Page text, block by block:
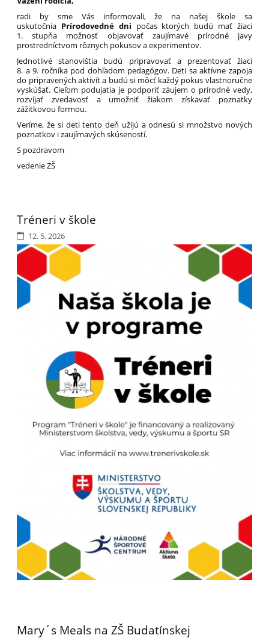
radi by sme Vás informovali, že na našej škole sa
uskutočnia Prírodovedné dni počas ktorých budú mať žiaci
1. stupňa možnosť objavovať zaujímavé prírodné javy
prostredníctvom rôznych pokusov a experimentov.
Jednotlivé stanovištia budú pripravovať a prezentovať žiaci
8. a 9. ročníka pod dohľadom pedagógov. Deti sa aktívne zapoja
do pripravených aktivít a budú si môcť každý pokus vlastnoručne
vyskúšať. Cieľom podujatia je podporiť záujem o prírodné vedy,
rozvíjať zvedavosť a umožniť žiakom získavať poznatky
zážitkovou formou.
Veríme, že si deti tento deň užijú a odnesú si množstvo nových
poznatkov i zaujímavých skúseností.
S pozdravom
vedenie ZŠ
Tréneri v škole
12. 5. 2026
Mary´s Meals na ZŠ Budatínskej